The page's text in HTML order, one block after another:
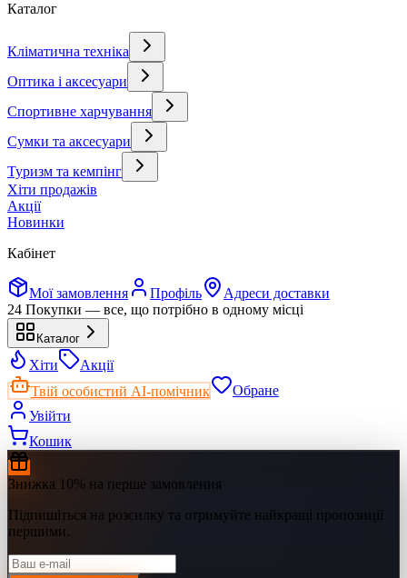
Каталог
Кліматична техніка
Оптика і аксесуари
Спортивне харчування
Сумки та аксесуари
Туризм та кемпінг
Хіти продажів
Акції
Новинки
Кабінет
Мої замовлення Профіль
Адреси доставки
24 Покупки — все, що потрібно в одному місці
Каталог
Хіти
Акції
Твій особистий AI-помічник
Обране
Увійти
Кошик
Знижка 10% на перше замовлення
Підпишіться на розсилку та отримуйте найкращі пропозиції
першими.